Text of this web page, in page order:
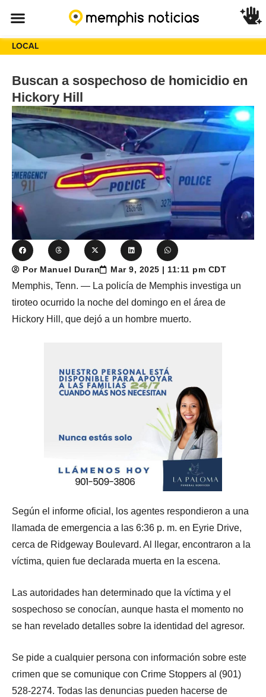
LOCAL
Buscan a sospechoso de homicidio en
Hickory Hill
Por Manuel Duran Mar 9, 2025 | 11:11 pm CDT
Memphis, Tenn. — La policía de Memphis investiga un
tiroteo ocurrido la noche del domingo en el área de
Hickory Hill, que dejó a un hombre muerto.
Según el informe oficial, los agentes respondieron a una
llamada de emergencia a las 6:36 p. m. en Eyrie Drive,
cerca de Ridgeway Boulevard. Al llegar, encontraron a la
víctima, quien fue declarada muerta en la escena.
Las autoridades han determinado que la víctima y el
sospechoso se conocían, aunque hasta el momento no
se han revelado detalles sobre la identidad del agresor.
Se pide a cualquier persona con información sobre este
crimen que se comunique con Crime Stoppers al (901)
528-2274. Todas las denuncias pueden hacerse de